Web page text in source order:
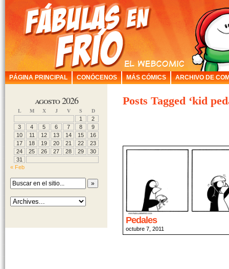
PÁGINA PRINCIPAL CONÓCENOS MÁS CÓMICS ARCHIVO DE
agosto 2026
L M X J V S D
1
2
3
4 5 6 7 8
9
10
11 12 13 14 15
16
17
18 19 20 21 22
23
24
25 26 27 28 29
30
31
« Feb
Posts Tagged ‘kid
Pedales
octubre 7, 2011